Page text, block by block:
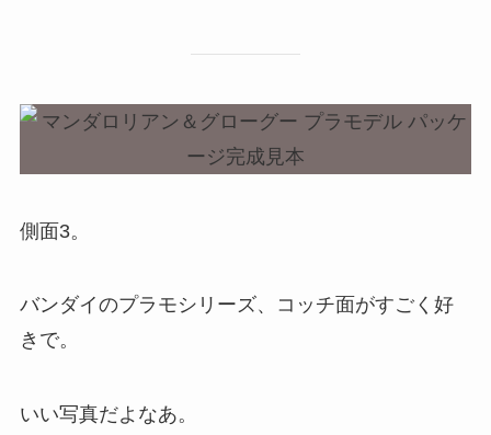
側面3。
バンダイのプラモシリーズ、コッチ面がすごく好
きで。
いい写真だよなあ。